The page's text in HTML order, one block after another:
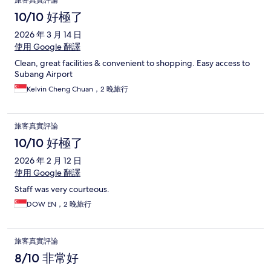
10/10 好極了
2026 年 3 月 14 日
使用 Google 翻譯
Clean, great facilities & convenient to shopping. Easy access to
Subang Airport
Kelvin Cheng Chuan，2 晚旅行
旅客真實評論
10/10 好極了
2026 年 2 月 12 日
使用 Google 翻譯
Staff was very courteous.
DOW EN，2 晚旅行
旅客真實評論
8/10 非常好